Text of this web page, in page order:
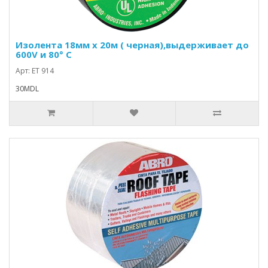
Изолента 18мм х 20м ( черная),выдерживает до
600V и 80° С
Арт: ET 914
30MDL